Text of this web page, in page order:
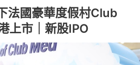
法國豪華度假村Club
市｜新股IPO